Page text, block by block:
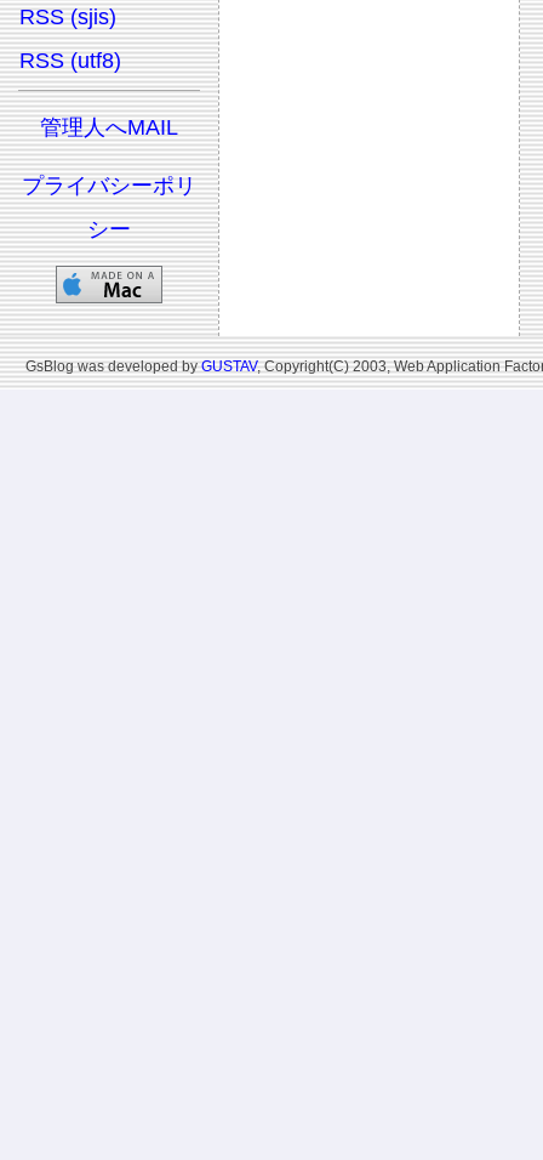
RSS (sjis)
RSS (utf8)
管理人へMAIL
プライバシーポリ
シー
GsBlog was developed byGUSTAV, Copyright(C) 2003, Web Application